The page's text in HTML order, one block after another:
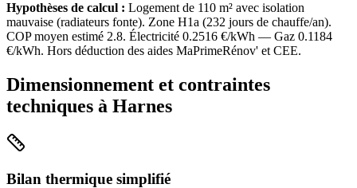
Hypothèses de calcul : Logement de 110 m² avec isolation
mauvaise (radiateurs fonte). Zone H1a (232 jours de chauffe/an).
COP moyen estimé 2.8. Électricité 0.2516 €/kWh — Gaz 0.1184
€/kWh. Hors déduction des aides MaPrimeRénov' et CEE.
Dimensionnement et contraintes
techniques à Harnes
Bilan thermique simplifié